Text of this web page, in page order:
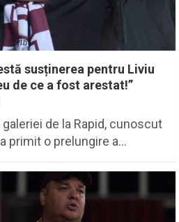
susținerea pentru Liviu
de ce a fost arestat!”
de la Rapid, cunoscut
primit o prelungire a…